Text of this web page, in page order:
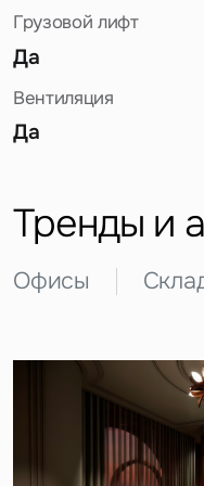
Грузовой лифт
Да
Вентиляция
Да
Тренды и
Офисы
Вопрос
Предложение
Это обязательное
Это обязательное поле